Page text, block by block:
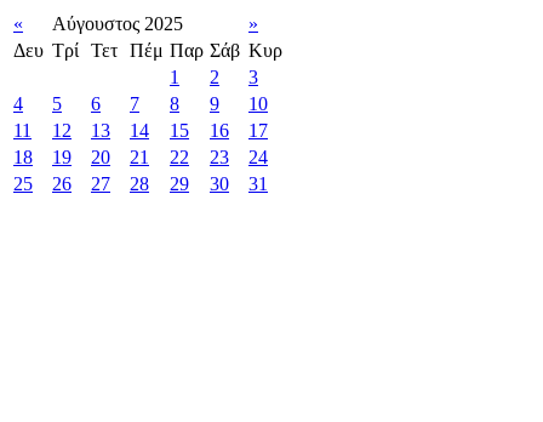
« Αύγουστος 2025
»
Δευ Τρί Τετ Πέμ Παρ Σάβ Κυρ
1
2
3
4
5 6 7 8 9
10
11
12 13 14 15 16
17
18
19 20 21 22 23
24
25
26 27 28 29 30 31